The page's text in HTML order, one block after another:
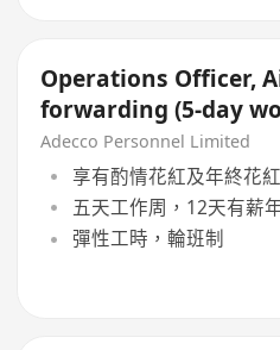
Operations Officer,
forwarding (5-day
21K
Adecco Personnel Limited
享有酌情花紅及年終花紅
五天工作周，12天有薪
彈性工時，輪班制